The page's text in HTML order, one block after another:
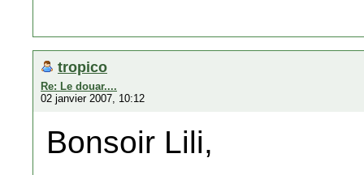
tropico
Re: Le douar....
02 janvier 2007, 10:12
Bonsoir Lili,